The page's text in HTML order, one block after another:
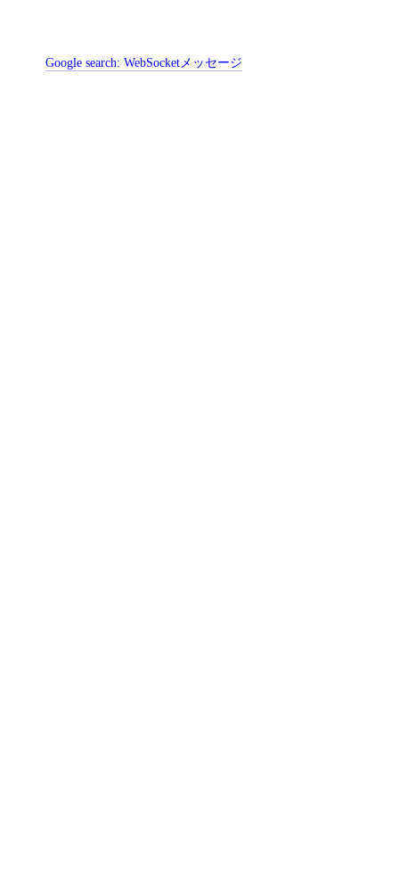
Google search:WebSocketメッセージ